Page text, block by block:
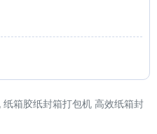
箱胶纸封箱打包机 高效纸箱封